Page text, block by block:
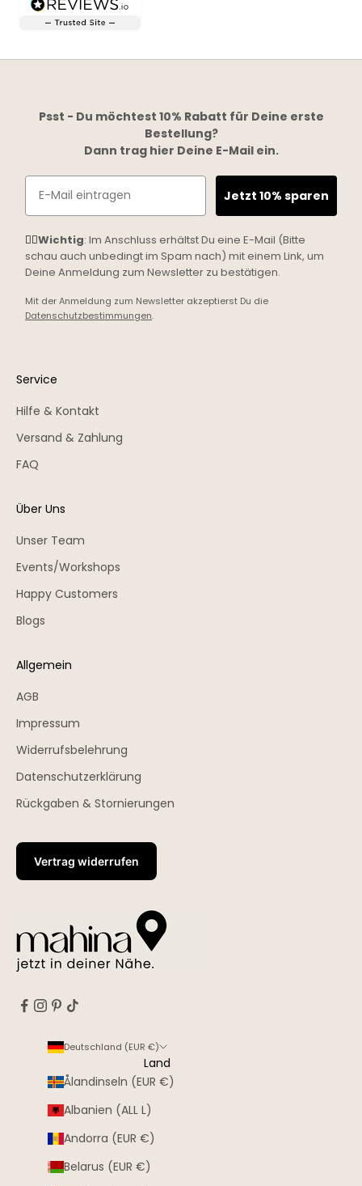
Psst - Du möchtest 10% Rabatt für Deine erste
Bestellung?
Dann trag hier Deine E-Mail ein.
Email
Jetzt 10% sparen
☝🏼Wichtig: Im Anschluss erhältst Du eine E-Mail (Bitte
schau auch unbedingt im Spam nach) mit einem Link, um
Deine Anmeldung zum Newsletter zu bestätigen.
Mit der Anmeldung zum Newsletter akzeptierst Du die
Datenschutzbestimmungen.
Service
Hilfe & Kontakt
Versand & Zahlung
FAQ
Über Uns
Unser Team
Events/Workshops
Happy Customers
Blogs
Allgemein
AGB
Impressum
Widerrufsbelehrung
Datenschutzerklärung
Rückgaben & Stornierungen
Vertrag widerrufen
Deutschland (EUR €)
Land
Ålandinseln (EUR €)
Albanien (ALL L)
Andorra (EUR €)
Belarus (EUR €)